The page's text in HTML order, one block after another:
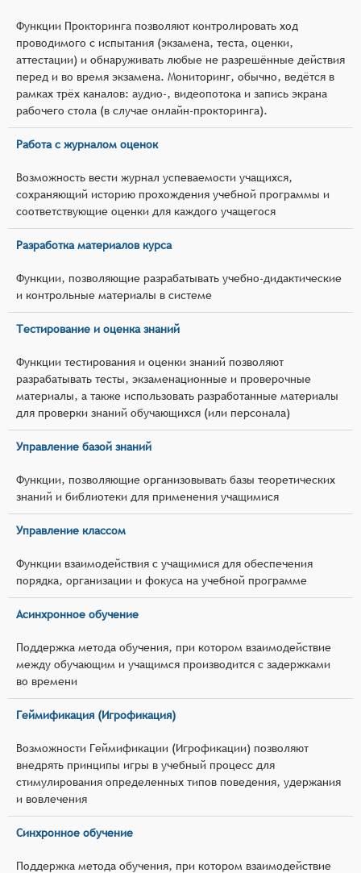
Функции Прокторинга позволяют контролировать ход
проводимого с испытания (экзамена, теста, оценки,
аттестации) и обнаруживать любые не разрешённые действия
перед и во время экзамена. Мониторинг, обычно, ведётся в
рамках трёх каналов: аудио-, видеопотока и запись экрана
рабочего стола (в случае онлайн-прокторинга).
Работа с журналом оценок
Возможность вести журнал успеваемости учащихся,
сохраняющий историю прохождения учебной программы и
соответствующие оценки для каждого учащегося
Разработка материалов курса
Функции, позволяющие разрабатывать учебно-дидактические
и контрольные материалы в системе
Тестирование и оценка знаний
Функции тестирования и оценки знаний позволяют
разрабатывать тесты, экзаменационные и проверочные
материалы, а также использовать разработанные материалы
для проверки знаний обучающихся (или персонала)
Управление базой знаний
Функции, позволяющие организовывать базы теоретических
знаний и библиотеки для применения учащимися
Управление классом
Функции взаимодействия с учащимися для обеспечения
порядка, организации и фокуса на учебной программе
Асинхронное обучение
Поддержка метода обучения, при котором взаимодействие
между обучающим и учащимся производится с задержками
во времени
Геймификация (Игрофикация)
Возможности Геймификации (Игрофикации) позволяют
внедрять принципы игры в учебный процесс для
стимулирования определенных типов поведения, удержания
и вовлечения
Синхронное обучение
Поддержка метода обучения, при котором взаимодействие